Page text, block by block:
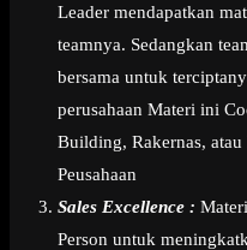
Leader mendapatkan
teamnya. Sedangkan
bersama untuk
perusahaan Materi ini
Building, Rakernas,
Peusahaan
Sales Excellence :
Person untuk